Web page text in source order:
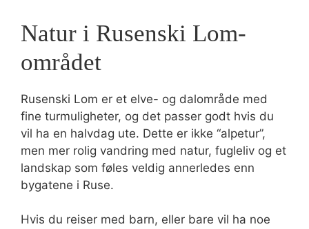
Natur i Rusenski Lom-
området
Rusenski Lom er et elve- og dalområde med
fine turmuligheter, og det passer godt hvis du
vil ha en halvdag ute. Dette er ikke “alpetur”,
men mer rolig vandring med natur, fugleliv og et
landskap som føles veldig annerledes enn
bygatene i Ruse.
Hvis du reiser med barn, eller bare vil ha noe